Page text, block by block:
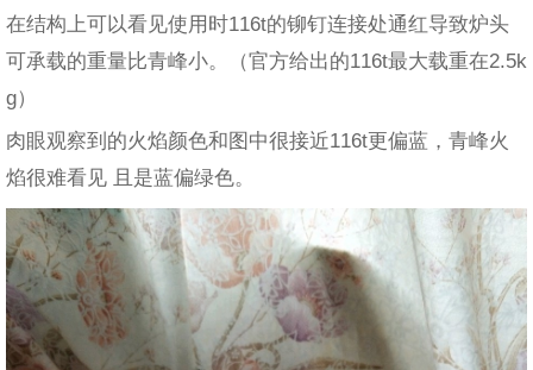
在结构上可以看见使用时116t的铆钉连接处通红导致炉头
可承载的重量比青峰小。（官方给出的116t最大载重在2.5k
g）
肉眼观察到的火焰颜色和图中很接近116t更偏蓝，青峰火
焰很难看见 且是蓝偏绿色。